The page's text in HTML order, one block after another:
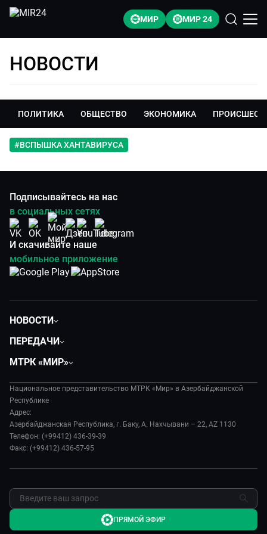
МИР МИР 24
НОВОСТИ
ПОЛИТИКА ОБЩЕСТВО ЭКОНОМИКА
#ВСПЫШКА ХАНТАВИРУСА
Подписывайтесь на нас
в социальных сетях
И скачивайте наше
мобильное приложение
НОВОСТИ
Экономика
Происшествия
Наука и технологии
Культура
Спорт
ПЕРЕДАЧИ
Евразия. Культурно
Евразия. Регионы
Наши иностранцы
Пять причин поехать в...
Сделано в Содружестве
Я – волонтер
МТРК «МИР»
История
Руководство
Лица мира
Новости
Реклама
Обратная связь
Национальное представительство МТРК «Мир» в Азербайджанской
Республике
Адрес:
Азербайджанская Республика, г. Баку, А. Нахчывани – 22, AZ 1130
Телефон: (+99412) 436-39-39
Факс: (+99412) 436-57-95
ПРЯМОЙ ЭФИР